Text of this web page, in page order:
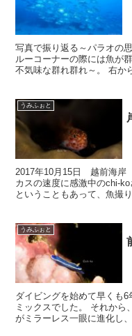
写真で振り返る～パラオの
ルーコーナーの際には魚が
不気味な群れ群れ～。 右か
うみふぉと
2017年10月15日 越前海岸
カスの速度に感激中のchi-
ということもあって、魚撮
うみふぉと
ダイビングを始めて早くも
ミックスでした。 それから
がミラーレス一眼に進化し